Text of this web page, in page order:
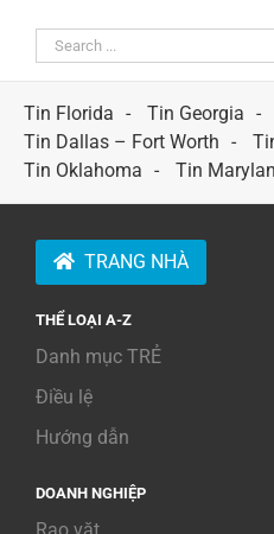
Search
for:
Tin Florida
Tin Georgia
Tin Dallas – Fort Worth
Tin Oklahoma
Tin
TRANG NHÀ
THỂ LOẠI A-Z
Danh mục TRẺ
Điều lệ
Hướng dẫn
DOANH NGHIỆP